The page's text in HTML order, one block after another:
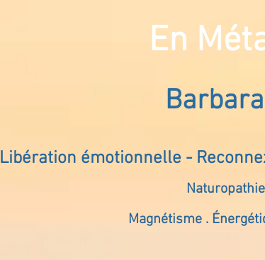
En
Barbara
Libération émotionnelle -
Magnétisme .